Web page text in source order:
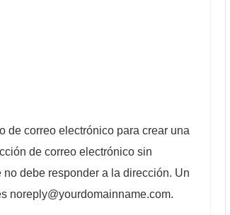
de correo electrónico para crear una
de correo electrónico sin
debe responder a la dirección. Un
noreply@yourdomainname.com.